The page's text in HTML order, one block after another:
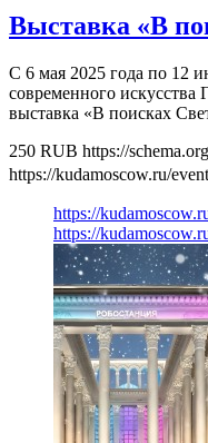
Выставка «В
С 6 мая 2025 года по 12
современного искусства
выставка «В поисках
250 RUB https://
https://kudamoscow.ru/
https://
https://